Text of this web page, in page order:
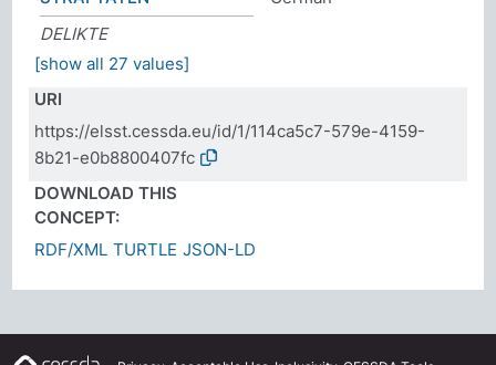
DELIKTE
[show all 27 values]
URI
https://elsst.cessda.eu/id/1/114ca5c7-579e-4159-
8b21-e0b8800407fc
DOWNLOAD THIS
CONCEPT:
RDF/XML TURTLE JSON-LD